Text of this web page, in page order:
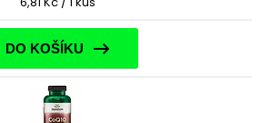
DO KOŠÍKU